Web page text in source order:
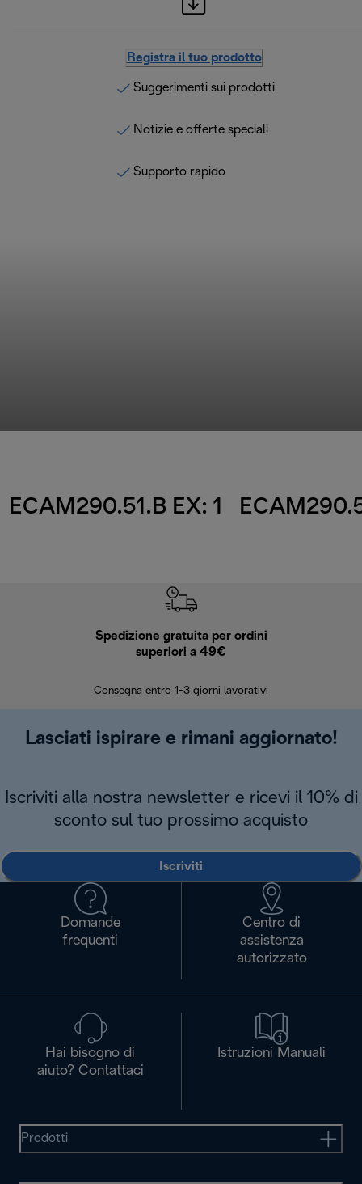
Registra il tuo prodotto
Suggerimenti sui prodotti
Notizie e offerte speciali
Supporto rapido
ECAM290.51.B EX: 1
Spedizione gratuita per ordini
superiori a 49€
Consegna entro 1-3 giorni lavorativi
Lasciati ispirare e rimani aggiornato!
Iscriviti alla nostra newsletter e ricevi il 10% di
sconto sul tuo prossimo acquisto
Iscriviti
Domande
frequenti
Centro di
assistenza
autorizzato
Hai bisogno di
aiuto? Contattaci
Istruzioni Manuali
Prodotti